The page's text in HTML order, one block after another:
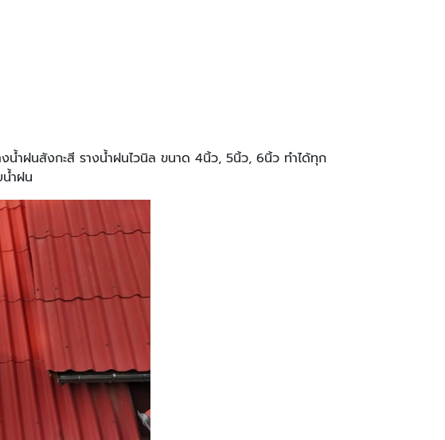
น้ำฝนสังกะสี รางน้ำฝนไวนิล ขนาด 4นิ้ว, 5นิ้ว, 6นิ้ว ทำได้ทุก
ำฝน